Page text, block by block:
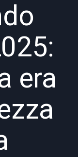
era